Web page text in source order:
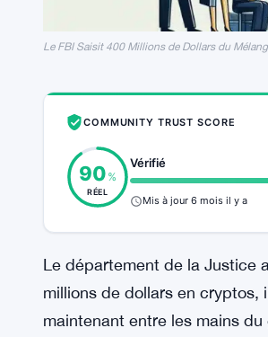
Le FBI Saisit 400 Millions de Dollars du
COMMUNITY TRUST SCORE
90 %
RÉEL
Vérifié
Mis à jour 6 mois il y a
Le département de la Justice
millions de dollars en cryptos,
maintenant entre les mains